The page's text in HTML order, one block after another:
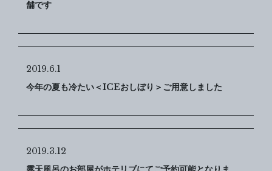
舗です
2019.6.1
今年の夏も冷たい＜ICEおしぼり＞ご用意しました
2019.3.12